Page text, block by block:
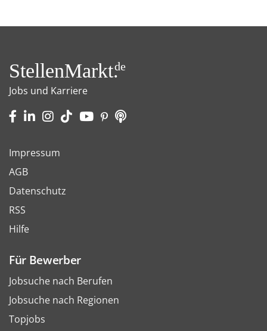
StellenMarkt.de
Jobs und Karriere
Impressum
AGB
Datenschutz
RSS
Hilfe
Für Bewerber
Jobsuche nach Berufen
Jobsuche nach Regionen
Topjobs